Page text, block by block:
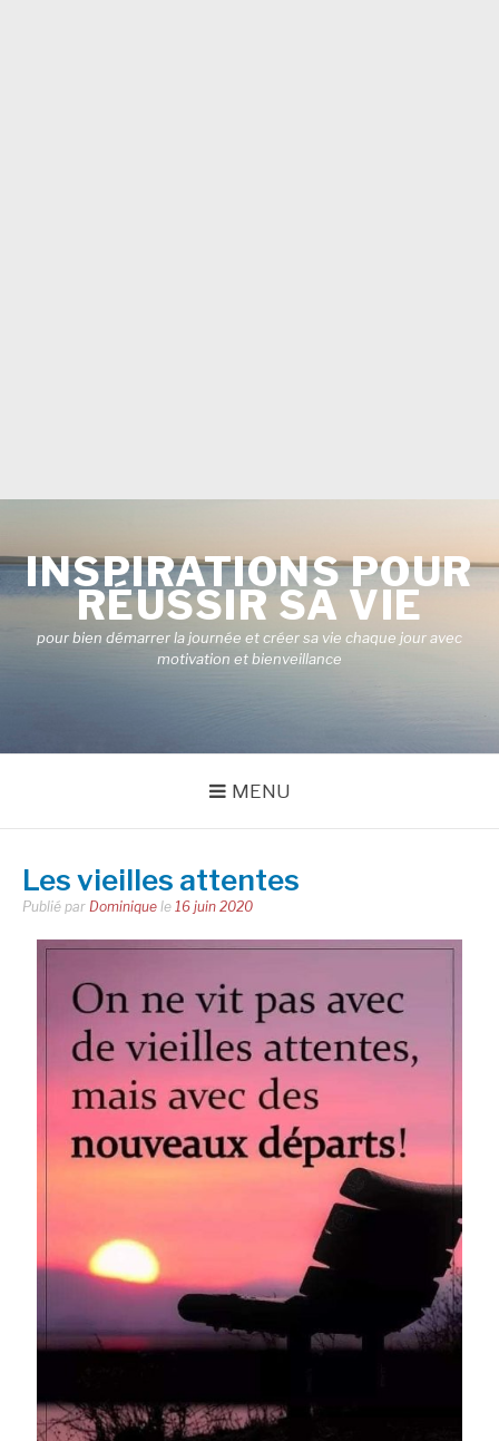
contenu
INSPIRATIONS POUR
RÉUSSIR SA VIE
pour bien démarrer la journée et créer sa vie chaque jour avec
motivation et bienveillance
MENU
Les vieilles attentes
Publié par Dominique le 16 juin 2020